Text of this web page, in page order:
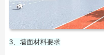
3、墙面材料要求